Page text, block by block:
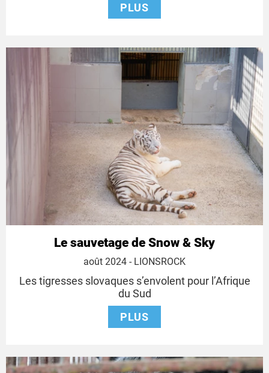
PLUS
Le sauvetage de Snow & Sky
16
août
2024
août 2024 - LIONSROCK
Les tigresses slovaques s’envolent pour l’Afrique
du Sud
PLUS